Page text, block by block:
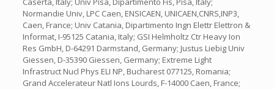
Normandie Univ, LPC Caen, ENSICAEN, UNICAEN,CNRS,INP3,
Caen, France; Univ Catania, Dipartimento Ingn Elettr Elettron &
Informat, I-95125 Catania, Italy; GSI Helmholtz Ctr Heavy Ion
Res GmbH, D-64291 Darmstand, Germany; Justus Liebig Univ
Giessen, D-35390 Giessen, Germany; Extreme Light
Infrastruct Nucl Phys ELI NP, Bucharest 077125, Romania;
Grand Accelerateur Natl Ions Lourds, F-14000 Caen, France;